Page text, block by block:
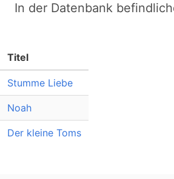
In der Datenbank
Titel
Stumme Liebe
Noah
Der kleine Toms